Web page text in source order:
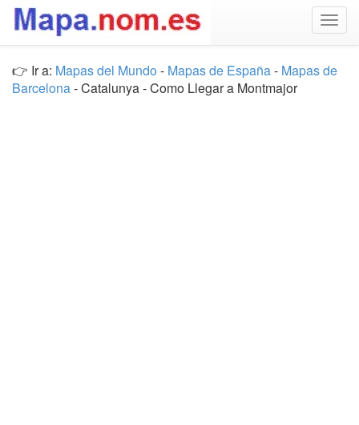
👉 Ir a: Mapas del Mundo - Mapas de España- Mapas de
Barcelona- Catalunya - Como Llegar a Montmajor